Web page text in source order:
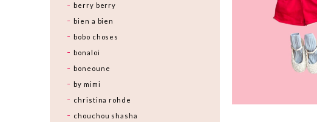
berry berry
bien a bien
bobo choses
bonaloi
boneoune
by mimi
christina rohde
chouchou shasha